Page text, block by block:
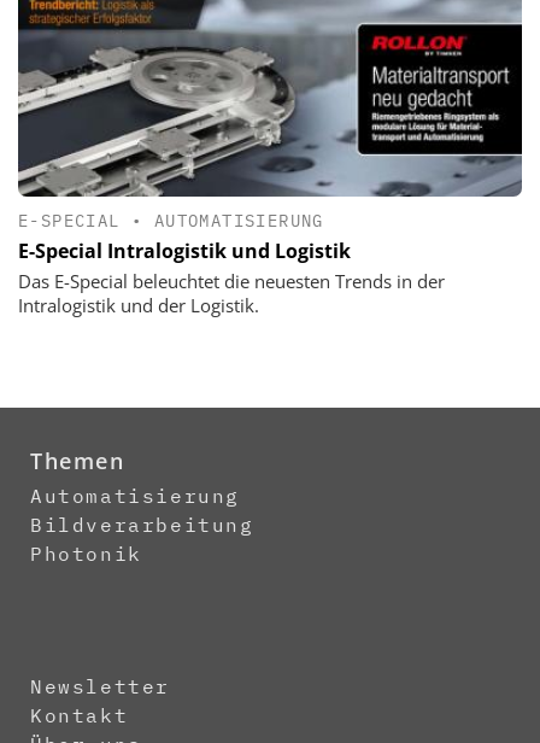
E-SPECIAL • AUTOMATISIERUNG
E-Special Intralogistik und Logistik
Das E-Special beleuchtet die neuesten Trends in der
Intralogistik und der Logistik.
Themen
Automatisierung
Bildverarbeitung
Photonik
Newsletter
Kontakt